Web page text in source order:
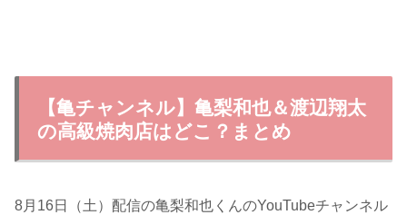
【亀チャンネル】亀梨和也＆渡辺翔太
の高級焼肉店はどこ？まとめ
8月16日（土）配信の亀梨和也くんのYouTubeチャンネル